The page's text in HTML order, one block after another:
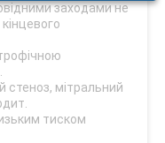
заходами не
стеноз, мітральний
тиском